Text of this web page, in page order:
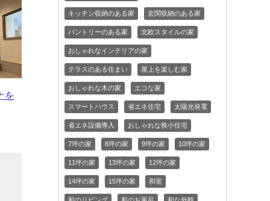
を
キッチン収納のある家 玄関収納のある家
パントリーのある家 北欧スタイルの家
おしゃれなインテリアの家
テラスのある住まい 屋上を楽しむ家
おしゃれな木の家 エコな家
スマートハウス 省エネ住宅 太陽光発電
省エネ設備導入 おしゃれな狭小住宅
7坪の家 8坪の家 9坪の家 10坪の家
11坪の家 13坪の家 12坪の家
14坪の家 15坪の家 和室